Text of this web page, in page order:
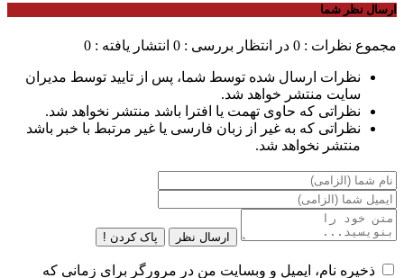
ارسال نظر شما
مجموع نظرات : 0 در انتظار بررسی : 0 انتشار یافته : 0
نظرات ارسال شده توسط شما، پس از تایید توسط مدیران
سایت منتشر خواهد شد.
نظراتی که حاوی تهمت یا افترا باشد منتشر نخواهد شد.
نظراتی که به غیر از زبان فارسی یا غیر مرتبط با خبر باشد
منتشر نخواهد شد.
ارسال نظر پاک کردن !
ذخیره نام، ایمیل و وبسایت من در مرورگر برای زمانی که